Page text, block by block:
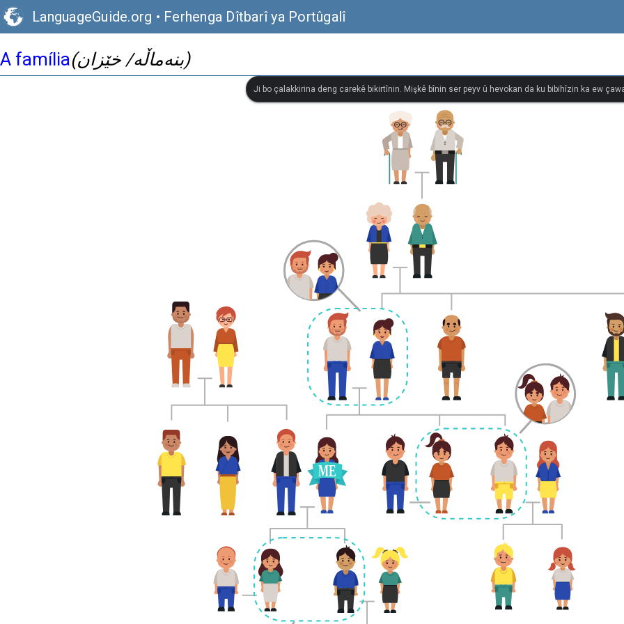
LanguageGuide.org • Ferhenga Dîtbarî ya Portûgalî
A família (بنەماڵە/ خێزان)
Ji bo çalakkirina deng carekê bikirtînin. Mişkê bînin ser peyv û hevokan da ku bibihîzin ka ew